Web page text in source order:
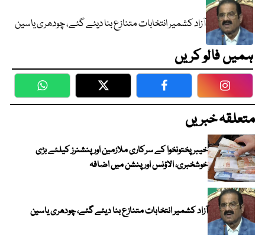
آزاد کشمیر انتخابات متنازع بنا دیئے گئے، چودھری یاسین
ہمیں فالو کریں
WhatsApp Twitter Facebook
متعلقہ خبریں
خیبرپختونخوا کے سرکاری ملازمین اور پنشنرز کیلئے بڑی
خوشخبری، الاؤنس اور پنشن میں اضافہ
آزاد کشمیر انتخابات متنازع بنا دیئے گئے، چودھری یاسین